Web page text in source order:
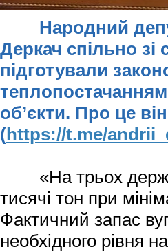
Народний
Деркач спільно
підготували
об’єкти. Про це
(https://t.me/
«На трьох
тисячі тон при
Фактичний запас
необхідного рівня